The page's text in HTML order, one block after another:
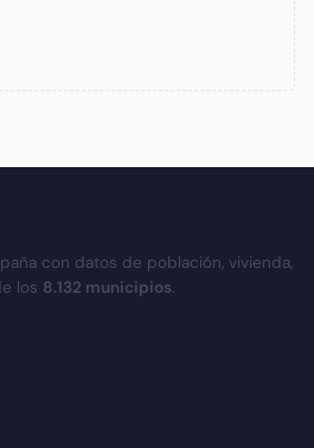
con datos de población, vivienda,
los 8.132 municipios.